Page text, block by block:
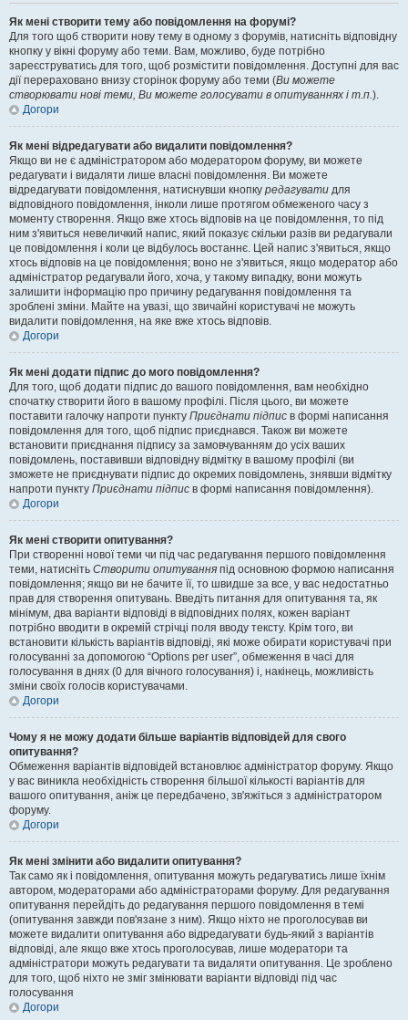
Як мені створити тему або повідомлення на форумі?
Для того щоб створити нову тему в одному з форумів, натисніть відповідну
кнопку у вікні форуму або теми. Вам, можливо, буде потрібно
зареєструватись для того, щоб розмістити повідомлення. Доступні для вас
дії перераховано внизу сторінок форуму або теми (Ви можете
створювати нові теми, Ви можете голосувати в опитуваннях і т.п.).
Догори
Як мені відредагувати або видалити повідомлення?
Якщо ви не є адміністратором або модератором форуму, ви можете
редагувати і видаляти лише власні повідомлення. Ви можете
відредагувати повідомлення, натиснувши кнопку редагувати для
відповідного повідомлення, інколи лише протягом обмеженого часу з
моменту створення. Якщо вже хтось відповів на це повідомлення, то під
ним з'явиться невеличкий напис, який показує скільки разів ви редагували
це повідомлення і коли це відбулось востаннє. Цей напис з'явиться, якщо
хтось відповів на це повідомлення; воно не з'явиться, якщо модератор або
адміністратор редагували його, хоча, у такому випадку, вони можуть
залишити інформацію про причину редагування повідомлення та
зроблені зміни. Майте на увазі, що звичайні користувачі не можуть
видалити повідомлення, на яке вже хтось відповів.
Догори
Як мені додати підпис до мого повідомлення?
Для того, щоб додати підпис до вашого повідомлення, вам необхідно
спочатку створити його в вашому профілі. Після цього, ви можете
поставити галочку напроти пункту Приєднати підпис в формі написання
повідомлення для того, щоб підпис приєднався. Також ви можете
встановити приєднання підпису за замовчуванням до усіх ваших
повідомлень, поставивши відповідну відмітку в вашому профілі (ви
зможете не приєднувати підпис до окремих повідомлень, знявши відмітку
напроти пункту Приєднати підпис в формі написання повідомлення).
Догори
Як мені створити опитування?
При створенні нової теми чи під час редагування першого повідомлення
теми, натисніть Створити опитування під основною формою написання
повідомлення; якщо ви не бачите її, то швидше за все, у вас недостатньо
прав для створення опитувань. Введіть питання для опитування та, як
мінімум, два варіанти відповіді в відповідних полях, кожен варіант
потрібно вводити в окремій стрічці поля вводу тексту. Крім того, ви
встановити кількість варіантів відповіді, які може обирати користувачі при
голосуванні за допомогою “Options per user”, обмеження в часі для
голосування в днях (0 для вічного голосування) і, накінець, можливість
зміни своїх голосів користувачами.
Догори
Чому я не можу додати більше варіантів відповідей для свого
опитування?
Обмеження варіантів відповідей встановлює адміністратор форуму. Якщо
у вас виникла необхідність створення більшої кількості варіантів для
вашого опитування, аніж це передбачено, зв'яжіться з адміністратором
форуму.
Догори
Як мені змінити або видалити опитування?
Так само як і повідомлення, опитування можуть редагуватись лише їхнім
автором, модераторами або адміністраторами форуму. Для редагування
опитування перейдіть до редагування першого повідомлення в темі
(опитування завжди пов'язане з ним). Якщо ніхто не проголосував ви
можете видалити опитування або відредагувати будь-який з варіантів
відповіді, але якщо вже хтось проголосував, лише модератори та
адміністратори можуть редагувати та видаляти опитування. Це зроблено
для того, щоб ніхто не зміг змінювати варіанти відповіді під час
голосування
Догори